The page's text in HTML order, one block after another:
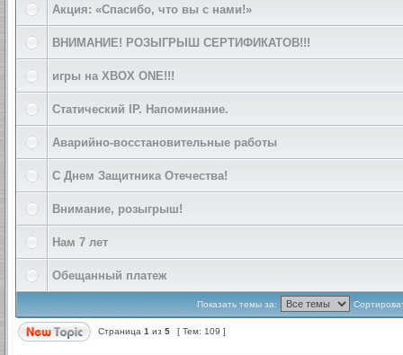
Акция: «Спасибо, что вы с нами!»
ВНИМАНИЕ! РОЗЫГРЫШ СЕРТИФИКАТОВ!!!
игры на XBOX ONE!!!
Статический IP. Напоминание.
Аварийно-восстановительные работы
С Днем Защитника Отечества!
Внимание, розыгрыш!
Нам 7 лет
Обещанный платеж
Показать темы за:
Страница 1 из 5 [ Тем: 109 ]